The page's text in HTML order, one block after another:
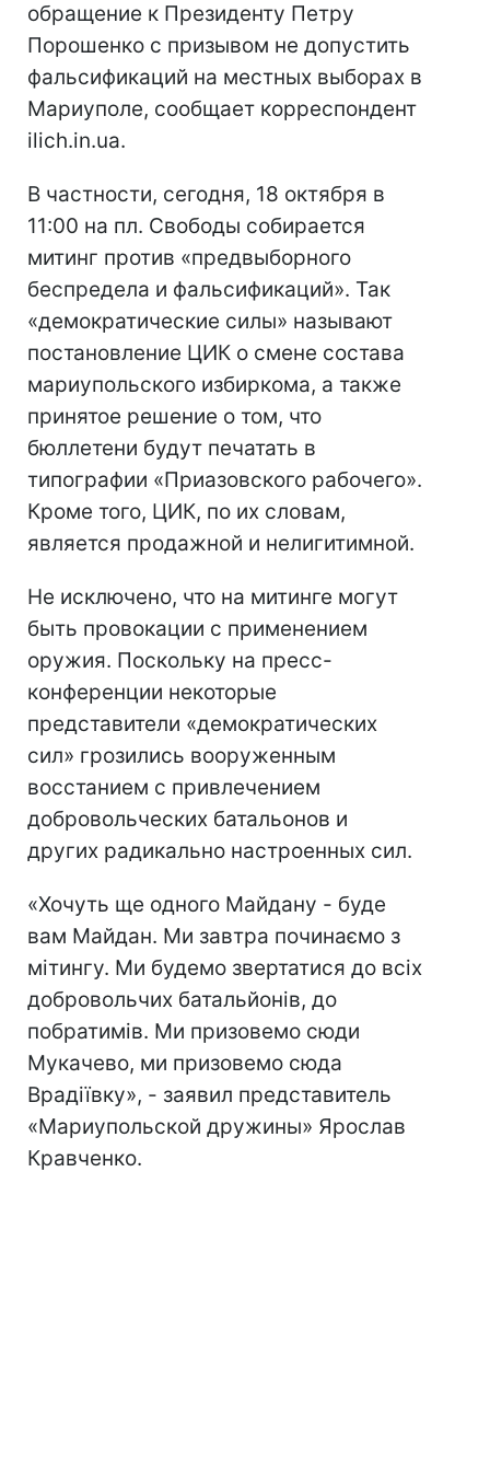
обращение к Президенту Петру
Порошенко с призывом не допустить
фальсификаций на местных выборах в
Мариуполе, сообщает корреспондент
ilich.in.ua.
В частности, сегодня, 18 октября в
11:00 на пл. Свободы собирается
митинг против «предвыборного
беспредела и фальсификаций». Так
«демократические силы» называют
постановление ЦИК о смене состава
мариупольского избиркома, а также
принятое решение о том, что
бюллетени будут печатать в
типографии «Приазовского рабочего».
Кроме того, ЦИК, по их словам,
является продажной и нелигитимной.
Не исключено, что на митинге могут
быть провокации с применением
оружия. Поскольку на пресс-
конференции некоторые
представители «демократических
сил» грозились вооруженным
восстанием с привлечением
добровольческих батальонов и
других радикально настроенных сил.
«Хочуть ще одного Майдану - буде
вам Майдан. Ми завтра починаємо з
мітингу. Ми будемо звертатися до всіх
добровольчих батальйонів, до
побратимів. Ми призовемо сюди
Мукачево, ми призовемо сюда
Врадіївку», - заявил представитель
«Мариупольской дружины» Ярослав
Кравченко.